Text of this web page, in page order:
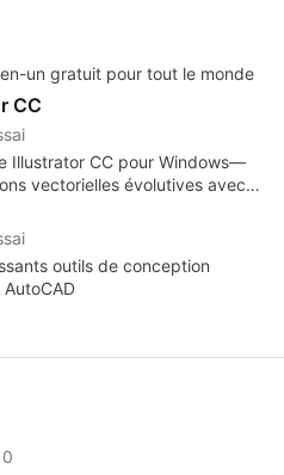
un gratuit pour tout le monde
CC
Illustrator CC pour Windows—
vectorielles évolutives avec
outils de conception